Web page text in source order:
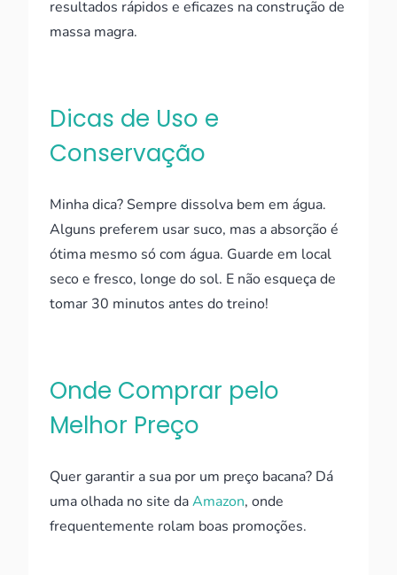
resultados rápidos e eficazes na construção de
massa magra.
Dicas de Uso e
Conservação
Minha dica? Sempre dissolva bem em água.
Alguns preferem usar suco, mas a absorção é
ótima mesmo só com água. Guarde em local
seco e fresco, longe do sol. E não esqueça de
tomar 30 minutos antes do treino!
Onde Comprar pelo
Melhor Preço
Quer garantir a sua por um preço bacana? Dá
uma olhada no site daAmazon, onde
frequentemente rolam boas promoções.